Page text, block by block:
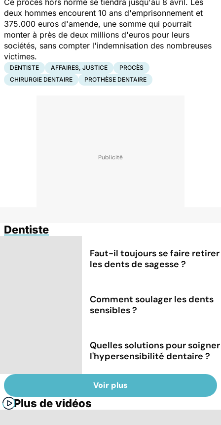
deux hommes encourent 10 ans d'emprisonnement et
375.000 euros d'amende, une somme qui pourrait
monter à près de deux millions d'euros pour leurs
sociétés, sans compter l'indemnisation des nombreuses
victimes.
DENTISTE AFFAIRES, JUSTICE
PROCÈS
CHIRURGIE DENTAIRE
PROTHÈSE DENTAIRE
Dentiste
Faut-il toujours se faire retirer
les dents de sagesse ?
Comment soulager les dents
sensibles ?
Quelles solutions pour soigner
l'hypersensibilité dentaire ?
Voir plus
Plus de vidéos